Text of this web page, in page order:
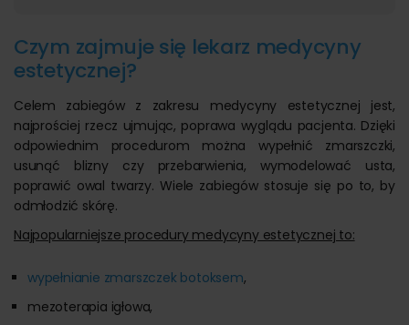
Czym zajmuje się lekarz medycyny
estetycznej?
Celem zabiegów z zakresu medycyny estetycznej jest,
najprościej rzecz ujmując, poprawa wyglądu pacjenta. Dzięki
odpowiednim procedurom można wypełnić zmarszczki,
usunąć blizny czy przebarwienia, wymodelować usta,
poprawić owal twarzy. Wiele zabiegów stosuje się po to, by
odmłodzić skórę.
Najpopularniejsze procedury medycyny estetycznej to:
wypełnianie zmarszczek botoksem,
mezoterapia igłowa,